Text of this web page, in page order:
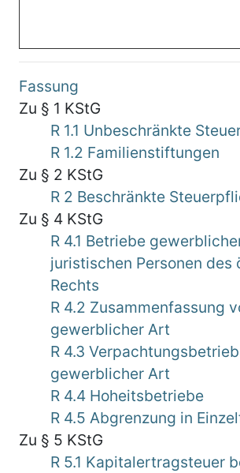
Fassung
Zu § 1 KStG
R 1.1 Unbeschränkte
R 1.2 Familienstiftungen
Zu § 2 KStG
R 2 Beschränkte
Zu § 4 KStG
R 4.1 Betriebe
juristischen Personen des
Rechts
R 4.2 Zusammenfassung
gewerblicher Art
R 4.3
gewerblicher Art
R 4.4 Hoheitsbetriebe
R 4.5 Abgrenzung in
Zu § 5 KStG
R 5.1 Kapitalertragsteuer